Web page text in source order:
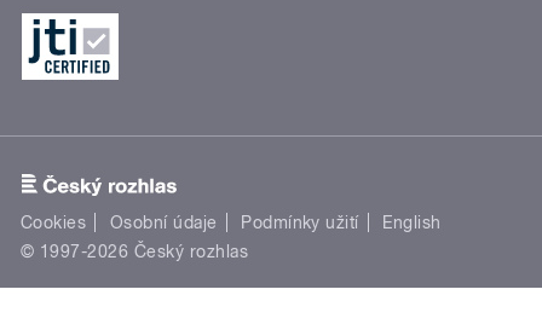
Cookies Osobní údaje Podmínky užití
English
© 1997-2026 Český rozhlas